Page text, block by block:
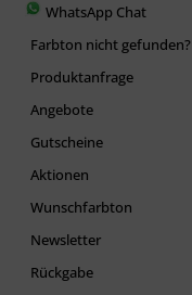
WhatsApp Chat
Farbton nicht gefunden?
Produktanfrage
Angebote
Gutscheine
Aktionen
Wunschfarbton
Newsletter
Rückgabe